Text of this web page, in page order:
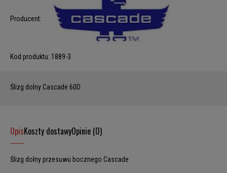
Producent:
Kod produktu: 1889-3
Ślizg dolny Cascade 60D
OpisKoszty dostawyOpinie (0)
Ślizg dolny przesuwu bocznego Cascade